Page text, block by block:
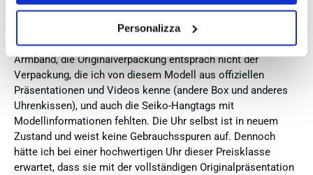
Personalizza
Dennoch vergebe ich 4 statt 5 Sterne, da die Lieferung nicht
meinen Erwartungen an einen autorisierten Seiko-Händler
entsprach. Die Uhr kam ohne die üblichen Schutzfolien am
Armband, die Originalverpackung entsprach nicht der
Verpackung, die ich von diesem Modell aus offiziellen
Präsentationen und Videos kenne (andere Box und anderes
Uhrenkissen), und auch die Seiko-Hangtags mit
Modellinformationen fehlten. Die Uhr selbst ist in neuem
Zustand und weist keine Gebrauchsspuren auf. Dennoch
hätte ich bei einer hochwertigen Uhr dieser Preisklasse
erwartet, dass sie mit der vollständigen Originalpräsentation